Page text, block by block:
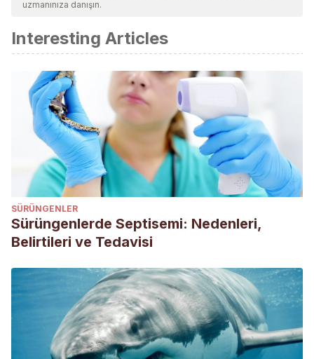
kabul edildi.
Bleeding desorders in dogs, MSD Veterinary Manuals.
Recogido a 25 de enero de 2022 en
https://www.msdvetmanual.com/dog-owners/blood-
disorders-of-dogs/bleeding-disorders-of-dogs
uzmanınıza danışın.
Interesting Articles
SÜRÜNGENLER
Sürüngenlerde Septisemi: Nedenleri,
Belirtileri ve Tedavisi